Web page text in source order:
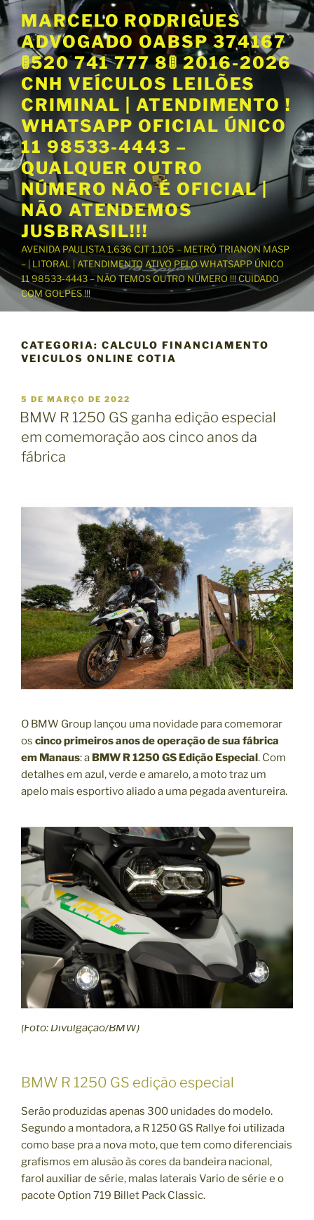
P
u
a
r
r
a
o
c
o
n
t
ú
d
MARCELO RODRIGUES
ADVOGADO OABSP 374167
🚦520 741 777 8🚦 2016-2026
CNH VEÍCULOS LEILÕES
CRIMINAL | ATENDIMENTO !
WHATSAPP OFICIAL ÚNICO
11 98533-4443 –
QUALQUER OUTRO
NÚMERO NÃO É OFICIAL |
NÃO ATENDEMOS
JUSBRASIL!!!
AVENIDA PAULISTA 1.636 CJT 1.105 – METRÔ TRIANON MASP
– | LITORAL | ATENDIMENTO ATIVO PELO WHATSAPP ÚNICO
11 98533-4443 – NÃO TEMOS OUTRO NÚMERO !!! CUIDADO
COM GOLPES !!!
CATEGORIA: CALCULO FINANCIAMENTO
VEICULOS ONLINE COTIA
P
U
B
L
I
C
5 DE MARÇO DE 2022
BMW R 1250 GS ganha edição especial
em comemoração aos cinco anos da
fábrica
O BMW Group lançou uma novidade para comemorar
os cinco primeiros anos de operação de sua fábrica
em Manaus: a BMW R 1250 GS Edição Especial. Com
detalhes em azul, verde e amarelo, a moto traz um
apelo mais esportivo aliado a uma pegada aventureira.
(Foto: Divulgação/BMW)
BMW R 1250 GS edição especial
Serão produzidas apenas 300 unidades do modelo.
Segundo a montadora, a R 1250 GS Rallye foi utilizada
como base pra a nova moto, que tem como diferenciais
grafismos em alusão às cores da bandeira nacional,
farol auxiliar de série, malas laterais Vario de série e o
pacote Option 719 Billet Pack Classic.